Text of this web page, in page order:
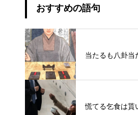
おすすめの語句
当たるも八卦当
慌てる乞食は貰